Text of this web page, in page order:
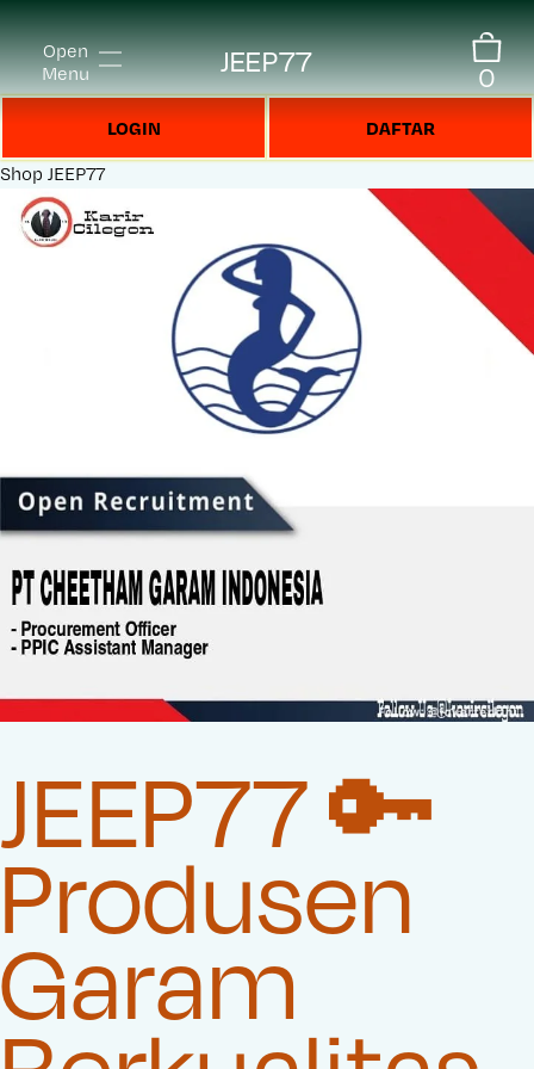
Open
Menu
JEEP77 0
LOGIN DAFTAR
Shop JEEP77
JEEP77 🔑
Produsen
Garam